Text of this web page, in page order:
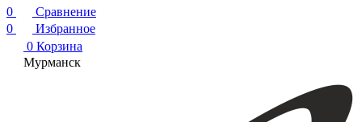
0
Сравнение
0
Избранное
0 Корзина
Мурманск